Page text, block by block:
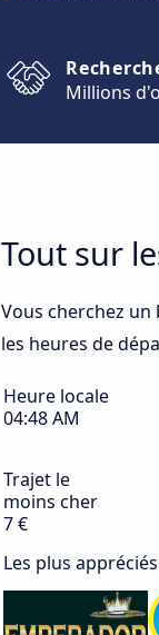
Millions
Tout sur
Vous cherchez
les heures de
Heure locale
04:48 AM
Trajet le
moins cher
7 €
Les plus